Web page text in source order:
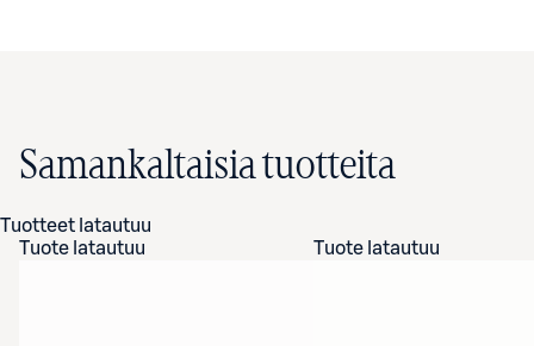
Samankaltaisia tuotteita
Tuotteet latautuu
Tuote latautuu
Tuote latautuu